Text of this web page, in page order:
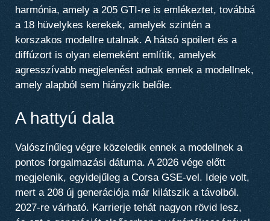
harmónia, amely a 205 GTI-re is emlékeztet, továbbá
a 18 hüvelykes kerekek, amelyek szintén a
korszakos modellre utalnak. A hátsó spoilert és a
diffúzort is olyan elemeként említik, amelyek
agresszívabb megjelenést adnak ennek a modellnek,
amely alapból sem hiányzik belőle.
A hattyú dala
Valószínűleg végre közeledik ennek a modellnek a
pontos forgalmazási dátuma. A 2026 vége előtt
megjelenik, egyidejűleg a Corsa GSE-vel. Ideje volt,
mert a 208 új generációja már kilátszik a távolból.
2027-re várható. Karrierje tehát nagyon rövid lesz,